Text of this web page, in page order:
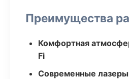
Преимущества
Комфортная
Fi
Современные